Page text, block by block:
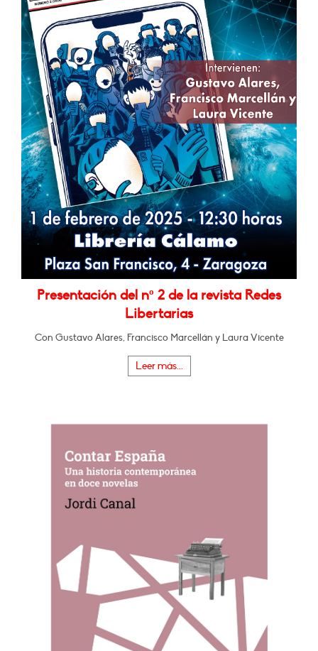
Presentación del nº 2 de la revista Redes
Libertarias
Con Gustavo Alares, Francisco Marcellán y Laura Vicente
Leer más...